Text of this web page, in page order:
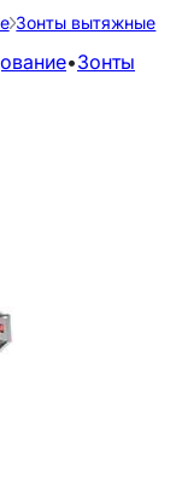
Зонты вытяжные
•Зонты